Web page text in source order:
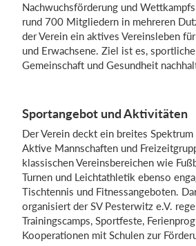
Was kostet es?
Deutsch
Nachwuchsförderung und
rund 700 Mitgliedern in mehreren
der Verein ein aktives Vereinsleben
und Erwachsene. Ziel ist es,
Gemeinschaft und Gesundheit
Sportangebot und Aktivitäten
Der Verein deckt ein breites Spektrum
Aktive Mannschaften und
klassischen Vereinsbereichen wie
Turnen und Leichtathletik ebenso
Tischtennis und Fitnessangeboten.
organisiert der SV Pesterwitz e.V.
Trainingscamps, Sportfeste,
Kooperationen mit Schulen zur